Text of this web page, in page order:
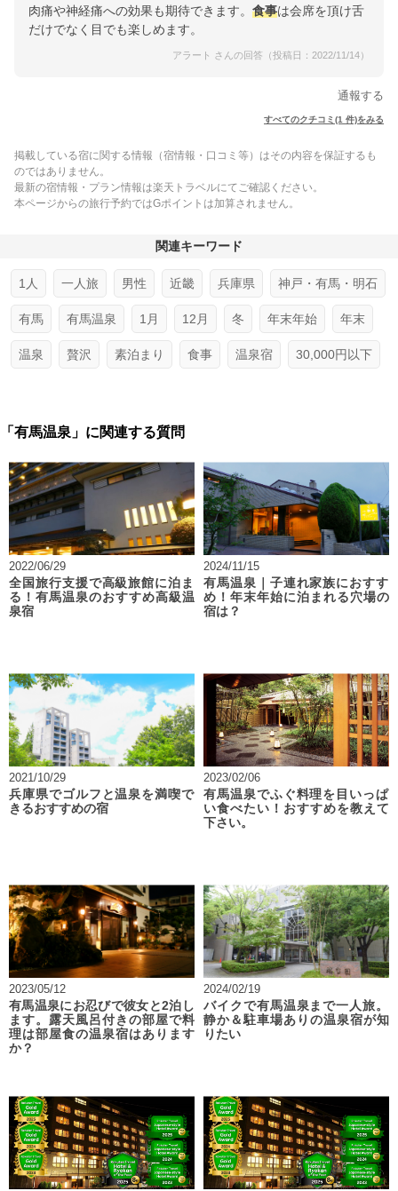
肉痛や神経痛への効果も期待できます。 食事は会席を頂け舌
だけでなく目でも楽しめます。
アラート さんの回答（投稿日：2022/11/14）
通報する
すべてのクチコミ(1 件)をみる
掲載している宿に関する情報（宿情報・口コミ等）はその内容を保証するも
のではありません。
最新の宿情報・プラン情報は楽天トラベルにてご確認ください。
本ページからの旅行予約ではGポイントは加算されません。
関連キーワード
1人 一人旅 男性 近畿 兵庫県 神戸・有馬・明石
有馬 有馬温泉 1月 12月 冬 年末年始 年末
温泉 贅沢 素泊まり 食事 温泉宿 30,000円以下
「有馬温泉」に関連する質問
2022/06/29
全国旅行支援で高級旅館に泊ま
る！有馬温泉のおすすめ高級温
泉宿
2024/11/15
有馬温泉｜子連れ家族におすす
め！年末年始に泊まれる穴場の
宿は？
2021/10/29
兵庫県でゴルフと温泉を満喫で
きるおすすめの宿
2023/02/06
有馬温泉でふぐ料理を目いっぱ
い食べたい！おすすめを教えて
下さい。
2023/05/12
有馬温泉にお忍びで彼女と2泊し
ます。露天風呂付きの部屋で料
理は部屋食の温泉宿はあります
か？
2024/02/19
バイクで有馬温泉まで一人旅。
静か＆駐車場ありの温泉宿が知
りたい